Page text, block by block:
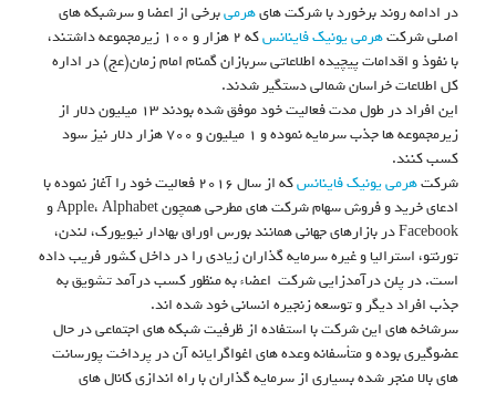
در ادامه روند برخورد با شرکت هایهرمیبرخی از اعضا و سرشبکه های
اصلی شرکتهرمییونیک فاینانس
که ۲ هزار و ۱۰۰ زیرمجموعه داشتند،
با نفوذ و اقدامات پیچیده اطلاعاتی سربازان گمنام امام زمان(عج) در اداره
کل اطلاعات خراسان شمالی دستگیر شدند.
این افراد در طول مدت فعالیت خود موفق شده بودند ۱۳ میلیون دلار از
زیرمجموعه ها جذب سرمایه نموده و ۱ میلیون و ۷۰۰ هزار دلار نیز سود
کسب کنند.
شرکتهرمییونیک فاینانس
که از سال ۲۰۱۶ فعالیت خود را آغاز نموده با
ادعای خرید و فروش سهام شرکت های مطرحی همچون Apple، Alphabet و
Facebook در بازارهای جهانی همانند بورس اوراق بهادار نیویورک، لندن،
تورنتو، استرالیا و غیره سرمایه گذاران زیادی را در داخل کشور فریب داده
است. در پلن درآمدزایی شرکت اعضاء به منظور کسب درآمد تشویق به
جذب افراد دیگر و توسعه زنجیره انسانی خود شده اند.
سرشاخه های این شرکت با استفاده از ظرفیت شبکه های اجتماعی در حال
عضوگیری بوده و متأسفانه وعده های اغواگرایانه آن در پرداخت پورسانت
های بالا منجر شده بسیاری از سرمایه گذاران با راه اندازی کانال های